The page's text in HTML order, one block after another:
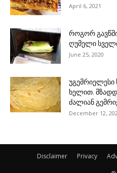
April 6, 2021
როგორ
ღუმელი
June 25, 2020
უგემრიელესი
ხელით.
ძალიან
December 12,
Disclaimer Privacy